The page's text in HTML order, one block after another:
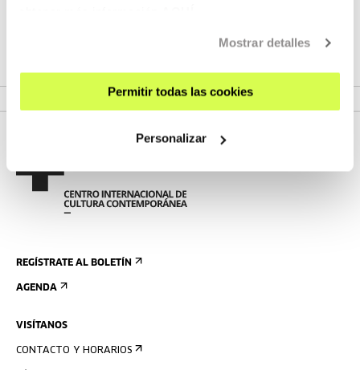
Mostrar detalles
Permitir todas las cookies
Personalizar
REGÍSTRATE AL BOLETÍN
AGENDA
VISÍTANOS
CONTACTO Y HORARIOS